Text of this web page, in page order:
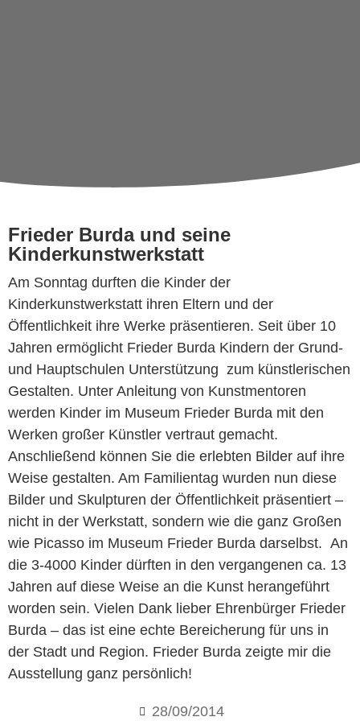
Frieder Burda und seine
Kinderkunstwerkstatt
Am Sonntag durften die Kinder der
Kinderkunstwerkstatt ihren Eltern und der
Öffentlichkeit ihre Werke präsentieren. Seit über 10
Jahren ermöglicht Frieder Burda Kindern der Grund-
und Hauptschulen Unterstützung zum künstlerischen
Gestalten. Unter Anleitung von Kunstmentoren
werden Kinder im Museum Frieder Burda mit den
Werken großer Künstler vertraut gemacht.
Anschließend können Sie die erlebten Bilder auf ihre
Weise gestalten. Am Familientag wurden nun diese
Bilder und Skulpturen der Öffentlichkeit präsentiert –
nicht in der Werkstatt, sondern wie die ganz Großen
wie Picasso im Museum Frieder Burda darselbst. An
die 3-4000 Kinder dürften in den vergangenen ca. 13
Jahren auf diese Weise an die Kunst herangeführt
worden sein. Vielen Dank lieber Ehrenbürger Frieder
Burda – das ist eine echte Bereicherung für uns in
der Stadt und Region. Frieder Burda zeigte mir die
Ausstellung ganz persönlich!
28/09/2014